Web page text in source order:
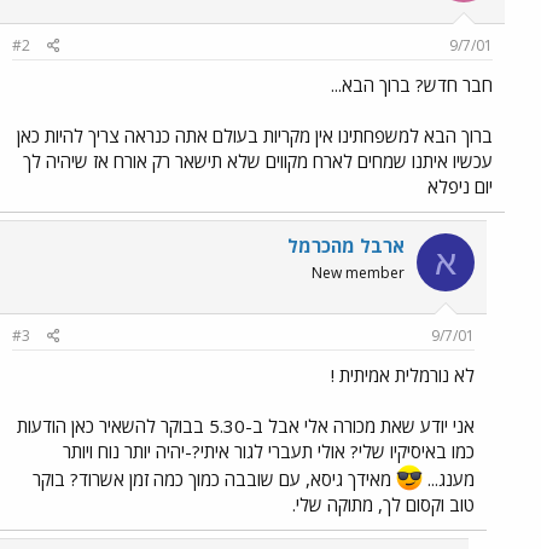
9/7/01
#2
חבר חדש? ברוך הבא...
ברוך הבא למשפחתינו אין מקריות בעולם אתה כנראה צריך להיות כאן
עכשיו איתנו שמחים לארח מקווים שלא תישאר רק אורח אז שיהיה לך
יום ניפלא
א ארבל מהכרמל
New member
9/7/01
#3
לא נורמלית אמיתית !
אני יודע שאת מכורה אלי אבל ב-5.30 בבוקר להשאיר כאן הודעות
כמו באיסיקיו שלי? אולי תעברי לגור איתי?-יהיה יותר נוח ויותר
מענג...
מאידך גיסא, עם שובבה כמוך כמה זמן אשרוד? בוקר
טוב וקסום לך, מתוקה שלי.